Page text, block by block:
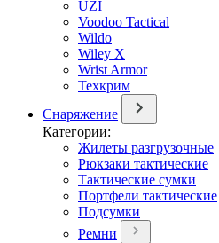
UZI
Voodoo Tactical
Wildo
Wiley X
Wrist Armor
Техкрим
Снаряжение
Категории:
Жилеты разгрузочные
Рюкзаки тактические
Тактические сумки
Портфели тактические
Подсумки
Ремни